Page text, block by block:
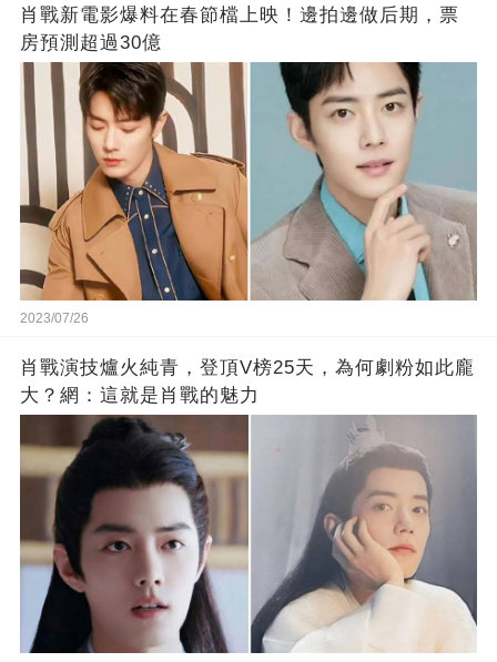
肖戰新電影爆料在春節檔上映！邊拍邊做后期，票
房預測超過30億
2023/07/26
肖戰演技爐火純青，登頂V榜25天，為何劇粉如此龐
大？網：這就是肖戰的魅力